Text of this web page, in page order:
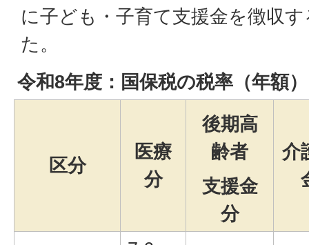
に子ども・子育て支援金を徴収
た。
令和8年度：国保税の税率（年額）
区分
医療
分
後期高
齢者
支援金
分
介